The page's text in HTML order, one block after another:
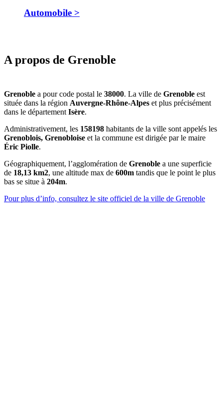
Automobile >
A propos de Grenoble
Grenoble a pour code postal le 38000. La ville de Grenoble est
située dans la région Auvergne-Rhône-Alpes et plus précisément
dans le département Isère.
Administrativement, les 158198 habitants de la ville sont appelés les
Grenoblois, Grenobloise et la commune est dirigée par le maire
Éric Piolle.
Géographiquement, l’agglomération de Grenoble a une superficie
de 18,13 km2, une altitude max de 600m tandis que le point le plus
bas se situe à 204m.
Pour plus d’info, consultez le site officiel de la ville de Grenoble